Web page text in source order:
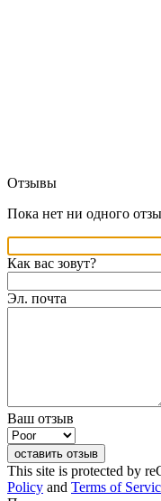
Отзывы
Пока нет ни одного
Как вас зовут?
Эл. почта
Ваш отзыв
оставить отзыв
This site is protected by
Policy and Terms of